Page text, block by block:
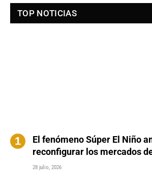
TOP NOTICIAS
El fenómeno Súper El Niño
reconfigurar los mercados
28 julio, 2026